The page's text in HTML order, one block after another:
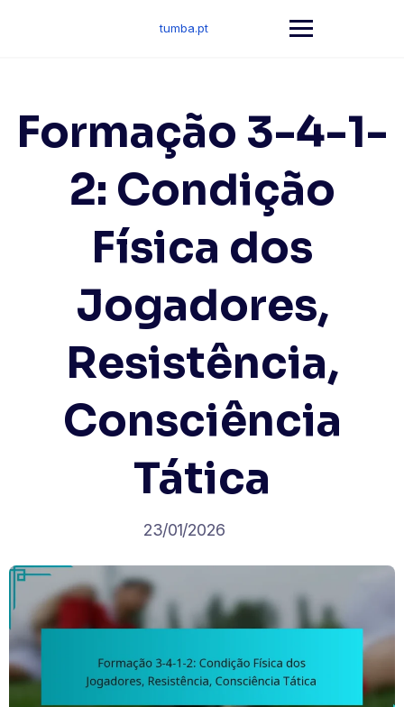
tumba.pt
Formação 3-4-1-
2: Condição
Física dos
Jogadores,
Resistência,
Consciência
Tática
23/01/2026